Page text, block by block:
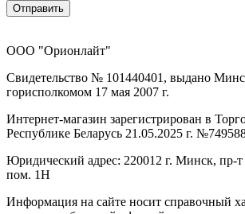
Отправить
ООО "Орионлайт"
Свидетельство № 101440401, выдано
горисполкомом 17 мая 2007 г.
Интернет-магазин зарегистрирован в
Республике Беларусь 21.05.2025 г.
Юридический адрес: 220012 г. Минск, пр-т
пом. 1Н
Информация на сайте носит справочный